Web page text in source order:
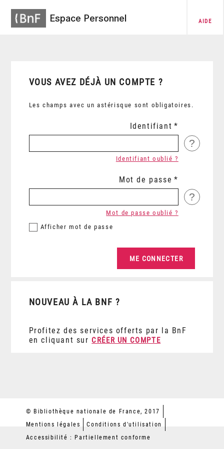
Espace Personnel AIDE
VOUS AVEZ DÉJÀ UN COMPTE ?
Les champs avec un astérisque sont obligatoires.
Identifiant
?
Identifiant oublié ?
Mot de passe
?
Afficher mot de passe
Mot de passe oublié ?
NOUVEAU À LA BNF ?
Profitez des services offerts par la BnF
en cliquant sur CRÉER UN COMPTE
© Bibliothèque nationale de France, 2017
Mentions légales
Conditions d'utilisation
Accessibilité : Partiellement conforme